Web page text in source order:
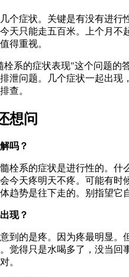
症状。关键是有没有进行
天只能走五百米。上个月不
得重视。
系的症状表现"这个问题的
泄问题。几个症状一起出现
查。
问
吗？
系的症状是进行性的。什
今天疼明天不疼。可能有时
趋势是往下走的。别指望它
现？
的是疼。因为疼最明显。
觉得只是水喝多了，没当回
。